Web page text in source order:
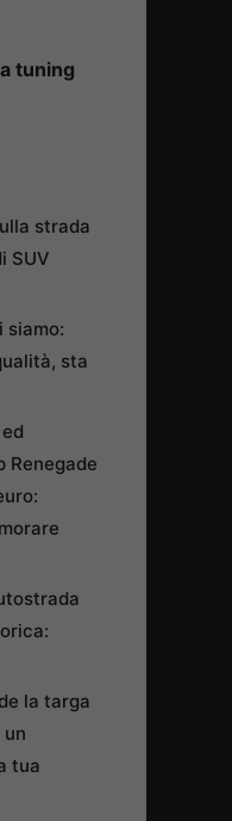
tuning
strada
SUV
siamo:
sta
Renegade
la targa
un
tua